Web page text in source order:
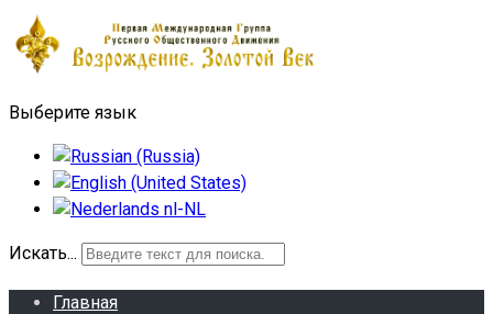
Выберите язык
Искать...
Главная